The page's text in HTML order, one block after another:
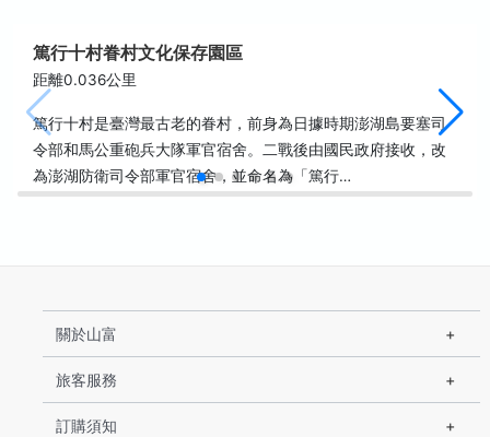
篤行十村眷村文化保存園區
距離0.036公里
篤行十村是臺灣最古老的眷村，前身為日據時期澎湖島要塞司
令部和馬公重砲兵大隊軍官宿舍。二戰後由國民政府接收，改
為澎湖防衛司令部軍官宿舍，並命名為「篤行…
關於山富
旅客服務
訂購須知